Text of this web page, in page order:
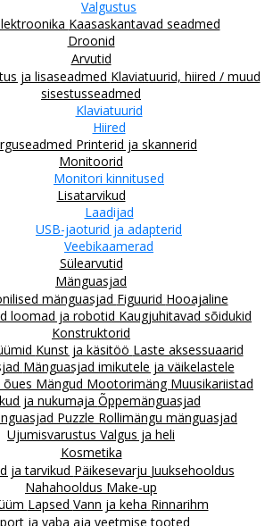
Valgustus
Kaasaskantavad seadmed
Droonid
Arvutid
ja lisaseadmed Klaviatuurid, hiired / muud
sisestusseadmed
Klaviatuurid
Hiired
Printerid ja skannerid
Monitoorid
Monitori kinnitused
Lisatarvikud
Laadijad
USB-jaoturid ja adapterid
Veebikaamerad
Sülearvutid
Mänguasjad
mänguasjad Figuurid Hooajaline
loomad ja robotid Kaugjuhitavad sõidukid
Konstruktorid
Kunst ja käsitöö Laste aksessuaarid
Mänguasjad imikutele ja väikelastele
õues Mängud Mootorimäng Muusikariistad
ja nukumaja Õppemänguasjad
Puzzle Rollimängu mänguasjad
Ujumisvarustus Valgus ja heli
Kosmetika
ja tarvikud Päikesevarju Juuksehooldus
Nahahooldus Make-up
Lapsed Vann ja keha Rinnarihm
ja vaba aja veetmise tooted